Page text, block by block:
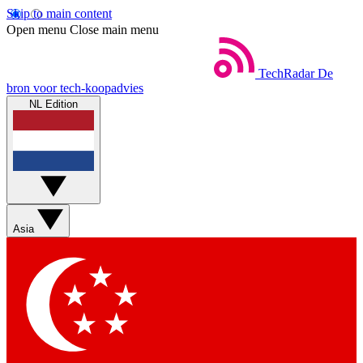
Skip to main content
Open menu Close main menu
TechRadar De
bron voor tech-koopadvies
NL Edition
Asia